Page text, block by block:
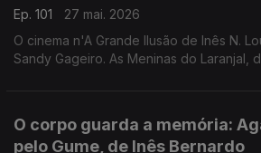
Ep. 101
27 mai. 2026
O cinema n'A Grande Ilusão de Inês N.
Sandy Gageiro. As Meninas do Laranjal,
O corpo guarda a memória:
pelo Gume, de Inês Bernardo